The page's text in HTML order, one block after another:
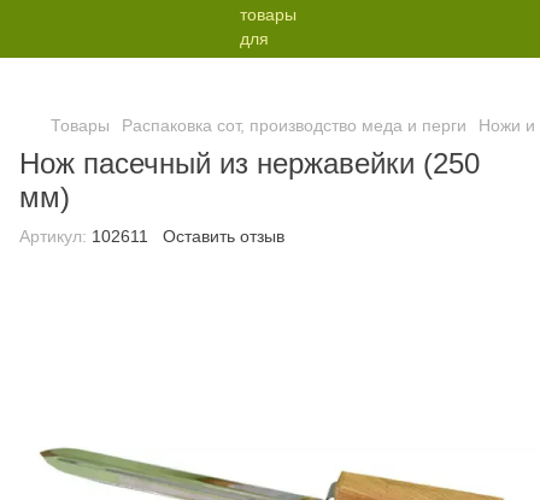
Товары Распаковка сот, производство меда и перги Ножи и
Нож пасечный из нержавейки (250
мм)
Артикул: 102611 Оставить отзыв